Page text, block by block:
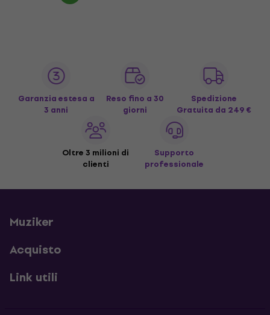
Garanzia estesa a
3 anni
Reso fino a 30
giorni
Spedizione
Gratuita da 249 €
Oltre 3 milioni di
clienti
Supporto
professionale
Muziker
Acquisto
Link utili